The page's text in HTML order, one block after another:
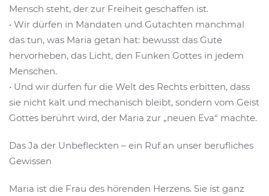
Mensch steht, der zur Freiheit geschaffen ist.
• Wir dürfen in Mandaten und Gutachten manchmal
das tun, was Maria getan hat: bewusst das Gute
hervorheben, das Licht, den Funken Gottes in jedem
Menschen.
• Und wir dürfen für die Welt des Rechts erbitten, dass
sie nicht kalt und mechanisch bleibt, sondern vom Geist
Gottes berührt wird, der Maria zur „neuen Eva“ machte.
Das Ja der Unbefleckten – ein Ruf an unser berufliches
Gewissen
Maria ist die Frau des hörenden Herzens. Sie ist ganz